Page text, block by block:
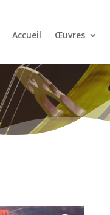
Accueil Œuvres